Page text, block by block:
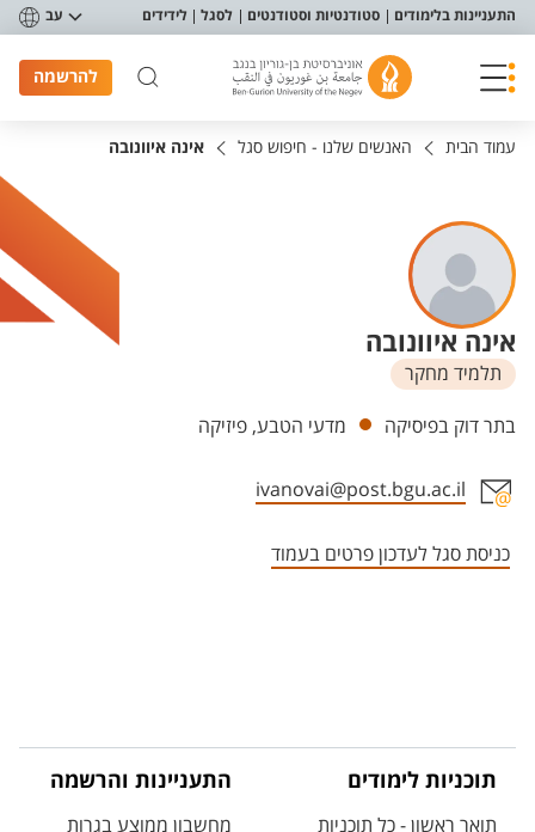
תפריט נגישות
התעניינות בלימודים סטודנטיות וסטודנטים לסגל לידידים עב
להרשמה
עמוד הבית האנשים שלנו - חיפוש סגל אינה איוונובה
אינה איוונובה
תלמיד מחקר
יחידות
בתר דוק בפיסיקה מדעי הטבע, פיזיקה
ivanovai@post.bgu.ac.il
כניסת סגל לעדכון פרטים בעמוד
תוכניות לימודים
תואר ראשון - כל תוכניות
התעניינות והרשמה
מחשבון ממוצע בגרות